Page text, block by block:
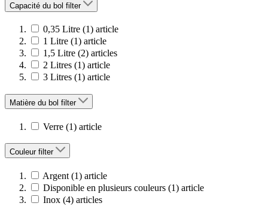
Capacité du bol filter
0,35 Litre (1) article
1 Litre (1) article
1,5 Litre (2) articles
2 Litres (1) article
3 Litres (1) article
Matière du bol filter
Verre (1) article
Couleur filter
Argent (1) article
Disponible en plusieurs couleurs (1) article
Inox (4) articles